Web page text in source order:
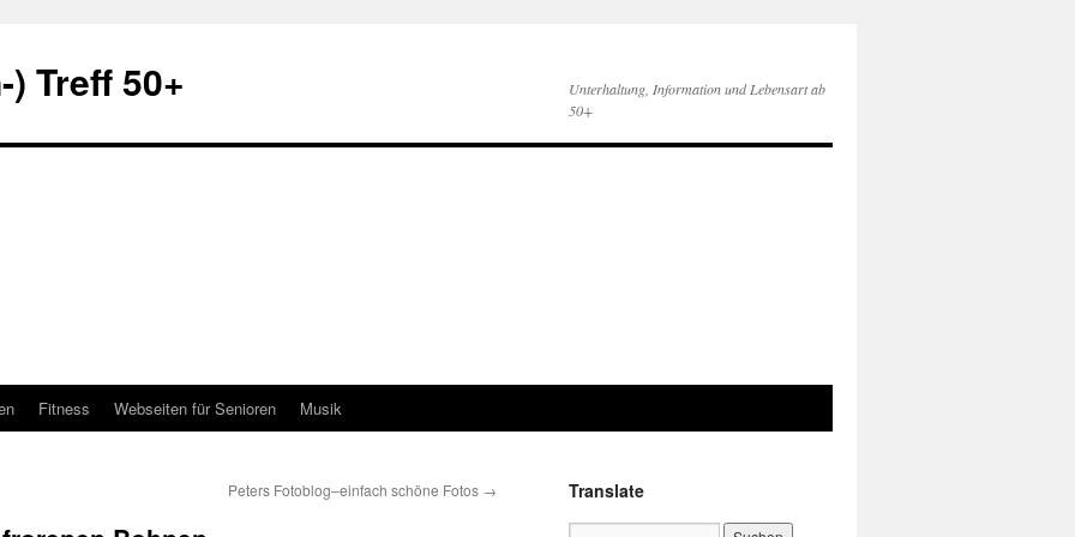
Treff 50+
Unterhaltung, Information und Lebensart ab
50+
Fitness Webseiten für Senioren Musik
Peters Fotoblog–einfach schöne Fotos → Translate